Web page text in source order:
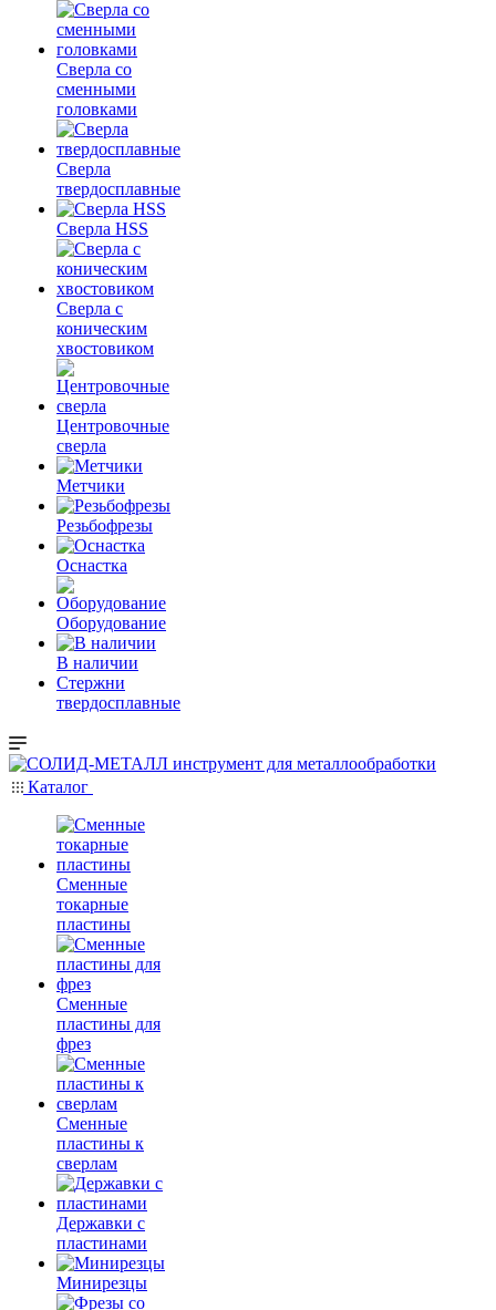
Сверла со
сменными
головками
Сверла
твердосплавные
Сверла HSS
Сверла с
коническим
хвостовиком
Центровочные
сверла
Метчики
Резьбофрезы
Оснастка
Оборудование
В наличии
Стержни
твердосплавные
Каталог
Сменные
токарные
пластины
Сменные
пластины для
фрез
Сменные
пластины к
сверлам
Державки с
пластинами
Минирезцы